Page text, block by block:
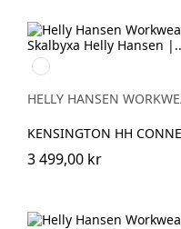
990
BLACK
HELLY HANSEN
KENSINGTON HH
3 499,00 kr